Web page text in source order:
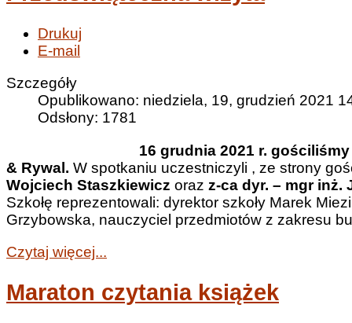
Drukuj
E-mail
Szczegóły
Opublikowano: niedziela, 19, grudzień 2021
Odsłony: 1781
16 grudnia 2021 r.
& Rywal. W spotkaniu uczestniczyli , ze strony
Wojciech Staszkiewicz oraz z-ca dyr. – mgr inż.
Szkołę reprezentowali: dyrektor szkoły Marek
Grzybowska, nauczyciel przedmiotów z zakresu
Czytaj więcej...
Maraton czytania książek